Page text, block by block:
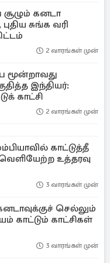
கனடா
சுங்க வரி
2 வாரங்கள் முன்
மூன்றாவது
இந்தியர்:
காட்சி
2 வாரங்கள் முன்
காட்டுத்தீ
உத்தரவு
3 வாரங்கள் முன்
செல்லும்
காட்சிகள்
3 வாரங்கள் முன்